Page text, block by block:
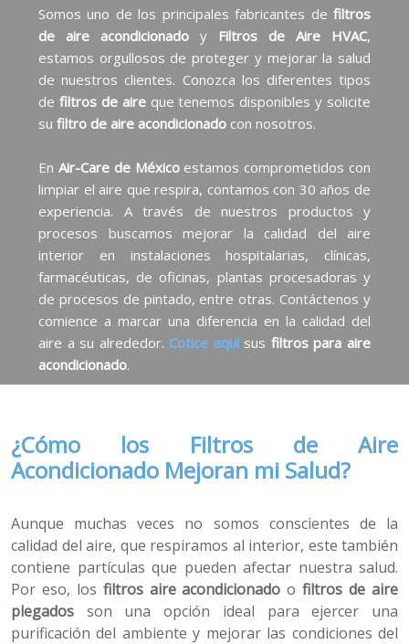
Somos uno de los principales fabricantes de filtros
de aire acondicionado y Filtros de Aire HVAC,
estamos orgullosos de proteger y mejorar la salud
de nuestros clientes. Conozca los diferentes tipos
de filtros de aireque tenemos disponibles y solicite
su filtro de aire acondicionado con nosotros.
En Air-Care de Méxicoestamos comprometidos con
limpiar el aire que respira, contamos con 30 años de
experiencia. A través de nuestros productos y
procesos buscamos mejorar la calidad del aire
interior en instalaciones hospitalarias, clínicas,
farmacéuticas, de oficinas, plantas procesadoras y
de procesos de pintado, entre otras. Contáctenos y
comience a marcar una diferencia en la calidad del
aire a su alrededor. Cotice aquísus filtros para aire
acondicionado.
¿Cómo los Filtros de Aire
Acondicionado Mejoran mi Salud?
Aunque muchas veces no somos conscientes de la
calidad del aire, que respiramos al interior, este también
contiene partículas que pueden afectar nuestra salud.
Por eso, los filtros aire acondicionado ofiltros de aire
plegados son una opción ideal para ejercer una
purificación del ambiente y mejorar las condiciones del